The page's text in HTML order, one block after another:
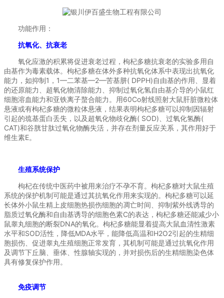
功能作用：
抗氧化、抗衰老
氧化应激的积累将促进衰老过程，枸杞多糖抗衰老的实验多用自
由基作为毒素载体。枸杞多糖在体外多种抗氧化体系中表现出抗氧化
能力，如抑制1，1—二苯基—2—苦基肼( DPPH)自由基的作用、显着
的还原能力、超氧化物清除能力、抑制过氧化氢自由基介导的小鼠红
细胞溶血能力和亚铁离子螯合能力。用60Co射线照射大鼠肝脏微粒体
悬液或有枸杞多糖的微粒体悬液，结果表明枸杞多糖可以抑制因辐射
引起的巯基蛋白丢失，以及超氧化物歧化酶( SOD)、过氧化氢酶(
CAT)和谷胱甘肽过氧化物酶失活，并存在剂量反应关系，其作用好于
维生素E。
生殖系统保护
枸杞在传统中医药中被用来治疗不孕不育。枸杞多糖对大鼠生殖
系统的保护机制可能是通过其抗氧化作用来实现的。枸杞多糖可以延
长体外小鼠生精上皮细胞热损伤细胞的凋亡时间、抑制紫外线诱导的
脂质过氧化酶和自由基诱导的细胞色素C的表达，枸杞多糖还能减少小
鼠睾丸细胞的断裂DNA的氧化。枸杞多糖能显着提高大鼠血清性激素
水平和SOD活性，降低MDA水平，能降低高温和H2O2引起的生精细
胞损伤、促进睾丸生殖细胞正常发育，其机制可能是通过抗氧化作用
及调节下丘脑、垂体、性腺轴实现的，并对损伤后的生精细胞染色体
具有修复保护作用。
免疫调节